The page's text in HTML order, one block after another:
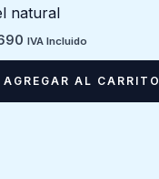
natural
IVA Incluido
AGREGAR AL CARRITO